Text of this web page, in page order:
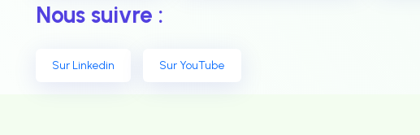
Nous suivre :
Sur Linkedin Sur YouTube